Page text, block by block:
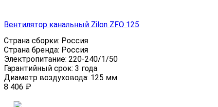
Вентилятор канальный Zilon ZFO 125
Страна сборки: Россия
Страна бренда: Россия
Электропитание: 220-240/1/50
Гарантийный срок: 3 года
Диаметр воздуховода: 125 мм
8 406 ₽